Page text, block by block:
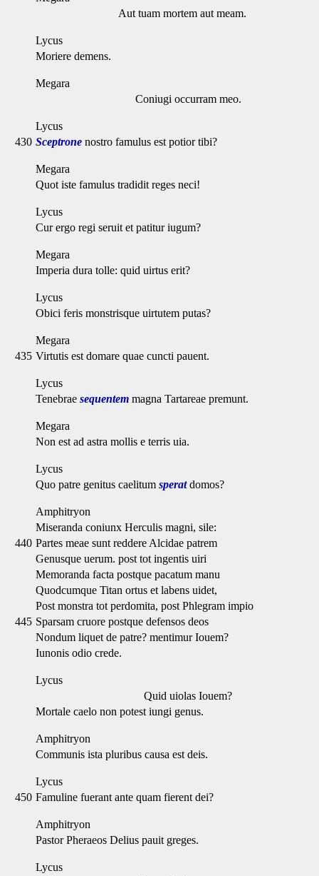
Aut tuam mortem aut meam.
Lycus
Moriere demens.
Megara
Coniugi occurram meo.
Lycus
430 Sceptrone nostro famulus est potior tibi?
Megara
Quot iste famulus tradidit reges neci!
Lycus
Cur ergo regi seruit et patitur iugum?
Megara
Imperia dura tolle: quid uirtus erit?
Lycus
Obici feris monstrisque uirtutem putas?
Megara
435 Virtutis est domare quae cuncti pauent.
Lycus
Tenebrae sequentem magna Tartareae premunt.
Megara
Non est ad astra mollis e terris uia.
Lycus
Quo patre genitus caelitum speratdomos?
Amphitryon
Miseranda coniunx Herculis magni, sile:
440 Partes meae sunt reddere Alcidae patrem
Genusque uerum. post tot ingentis uiri
Memoranda facta postque pacatum manu
Quodcumque Titan ortus et labens uidet,
Post monstra tot perdomita, post Phlegram impio
445 Sparsam cruore postque defensos deos
Nondum liquet de patre? mentimur Iouem?
Iunonis odio crede.
Lycus
Quid uiolas Iouem?
Mortale caelo non potest iungi genus.
Amphitryon
Communis ista pluribus causa est deis.
Lycus
450 Famuline fuerant ante quam fierent dei?
Amphitryon
Pastor Pheraeos Delius pauit greges.
Lycus